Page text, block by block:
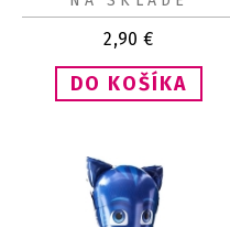
2,90 €